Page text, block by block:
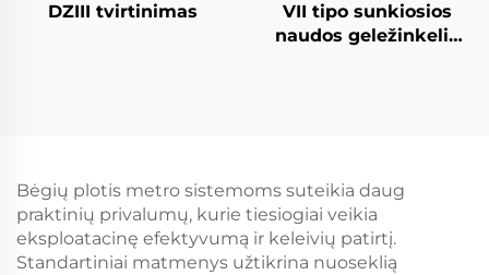
DZIII tvirtinimas
VII tipo sunkiosios
naudos geležinkelio
Bėgių plotis metro sistemoms suteikia daug
praktinių privalumų, kurie tiesiogiai veikia
eksploatacinę efektyvumą ir keleivių patirtį.
Standartiniai matmenys užtikrina nuoseklią